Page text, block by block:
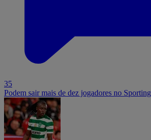
35
Podem sair mais de dez jogadores no Sporting